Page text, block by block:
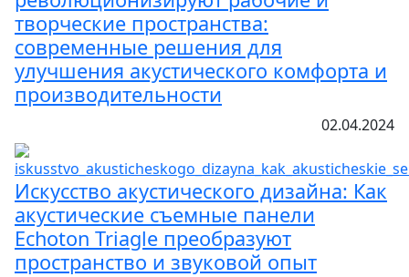
творческие пространства:
современные решения для
улучшения акустического комфорта и
производительности
02.04.2024
Искусство акустического дизайна: Как
акустические съемные панели
Echoton Triagle преобразуют
пространство и звуковой опыт